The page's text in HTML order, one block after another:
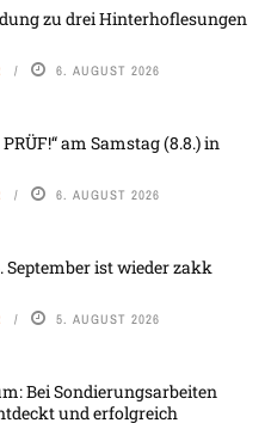
zu drei Hinterhoflesungen
6. AUGUST 2026
am Samstag (8.8.) in
6. AUGUST 2026
September ist wieder zakk
5. AUGUST 2026
Bei Sondierungsarbeiten
und erfolgreich